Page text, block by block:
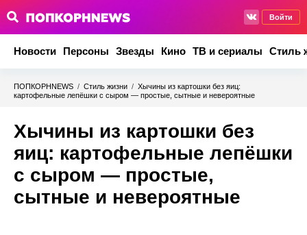
Войти
Новости Персоны Звезды Кино ТВ и сериалы Стиль
ПОПКОРНNEWS / Стиль жизни / Хычины из картошки без яиц:
картофельные лепёшки с сыром — простые, сытные и невероятные
Хычины из картошки без
яиц: картофельные лепёшки
с сыром — простые,
сытные и невероятные